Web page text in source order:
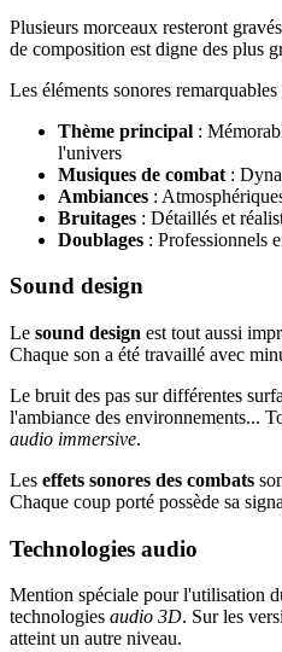
Plusieurs morceaux resteront
de composition est digne des plus
Les éléments sonores remarquables
Thème principal :
l'univers
Musiques de combat :
Ambiances :
Bruitages : Détaillés et
Doublages : Professionnels
Sound design
Le sound design est tout aussi
Chaque son a été travaillé avec
Le bruit des pas sur différentes
l'ambiance des environnements...
audio immersive.
Les effets sonores des combats
Chaque coup porté possède sa
Technologies audio
Mention spéciale pour l'utilisation
technologies audio 3D. Sur les
atteint un autre niveau.